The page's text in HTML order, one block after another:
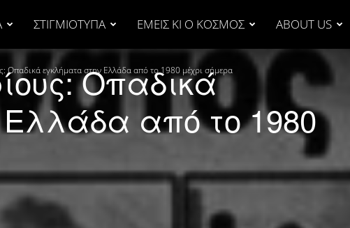
ΣΤΙΓΜΙΟΤΥΠΑ ΕΜΕΙΣ ΚΙ Ο ΚΟΣΜΟΣ ABOUT US
Οπαδικά εγκλήματα στην Ελλάδα από το 1980 μέχρι σήμερα
Οπαδικά
από το 1980